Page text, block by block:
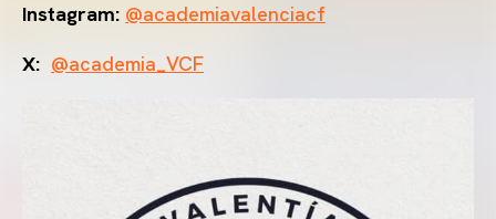
Instagram: @academiavalenciacf
X: @academia_VCF